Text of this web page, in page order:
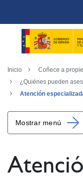
Inicio Coñece a
¿Quiénes pueden
Atención
Mostrar menú